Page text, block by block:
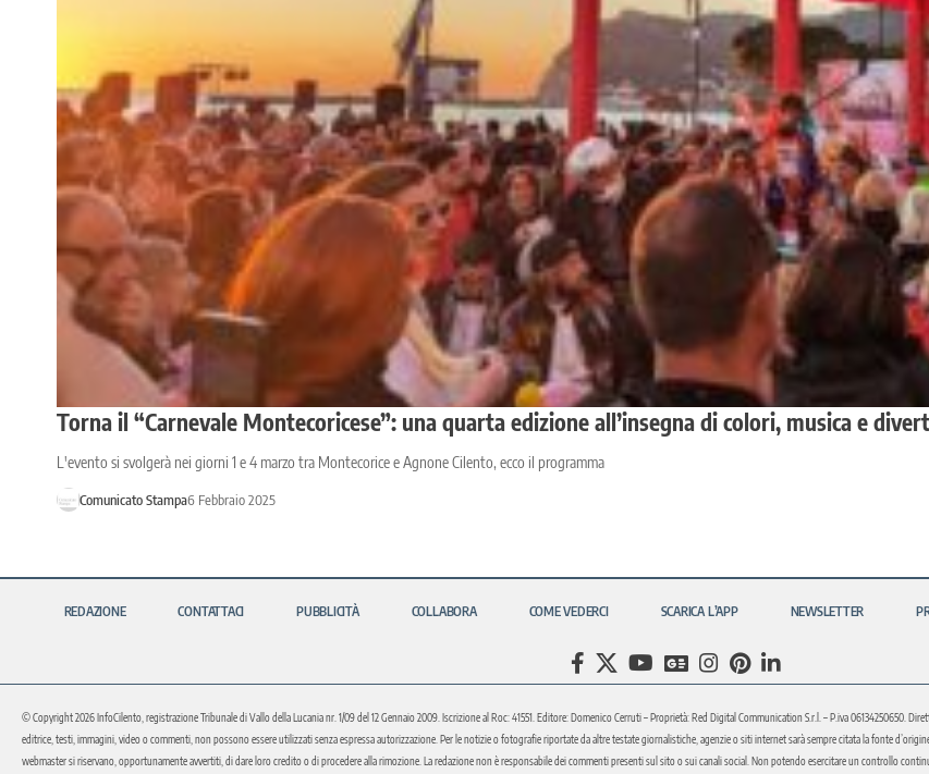
Torna il “Carnevale Montecoricese”: una quarta edizione all’insegna di colori, musica e
L'evento si svolgerà nei giorni 1 e 4 marzo tra Montecorice e Agnone Cilento, ecco il programma
Comunicato Stampa6 Febbraio 2025
REDAZIONE CONTATTACI PUBBLICITÀ COLLABORA COME VEDERCI SCARICA L’APP NEWSLETTER
© Copyright 2026 InfoCilento, registrazione Tribunale di Vallo della Lucania nr. 1/09 del 12 Gennaio 2009. Iscrizione al Roc: 41551. Editore: Domenico Cerruti – Proprietà: Red Digital Communication S.r.l. – P.iva 06134250650.
editrice, testi, immagini, video o commenti, non possono essere utilizzati senza espressa autorizzazione. Per le notizie o fotografie riportate da altre testate giornalistiche, agenzie o siti internet sarà sempre citata la fonte
webmaster si riservano, opportunamente avvertiti, di dare loro credito o di procedere alla rimozione. La redazione non è responsabile dei commenti presenti sul sito o sui canali social. Non potendo esercitare un controllo